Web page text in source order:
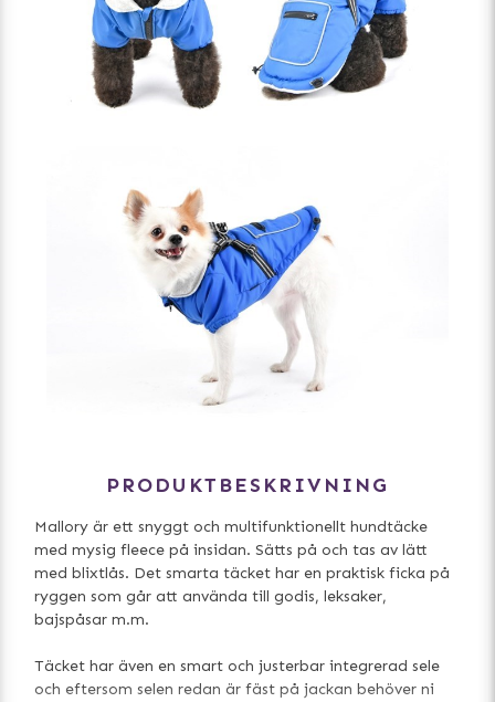
PRODUKTBESKRIVNING
Mallory är ett snyggt och multifunktionellt hundtäcke
med mysig fleece på insidan. Sätts på och tas av lätt
med blixtlås. Det smarta täcket har en praktisk ficka på
ryggen som går att använda till godis, leksaker,
bajspåsar m.m.
Täcket har även en smart och justerbar integrerad sele
och eftersom selen redan är fäst på jackan behöver ni